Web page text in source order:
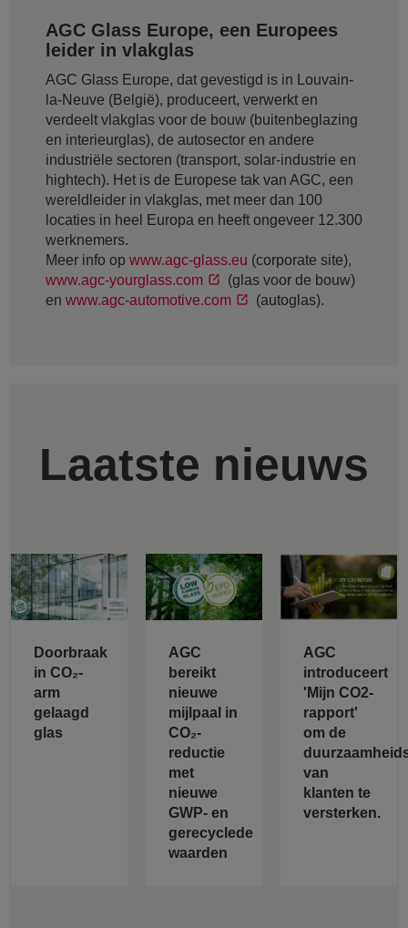
AGC Glass Europe, een Europees
leider in vlakglas
AGC Glass Europe, dat gevestigd is in Louvain-
la-Neuve (België), produceert, verwerkt en
verdeelt vlakglas voor de bouw (buitenbeglazing
en interieurglas), de autosector en andere
industriële sectoren (transport, solar-industrie en
hightech). Het is de Europese tak van AGC, een
wereldleider in vlakglas, met meer dan 100
locaties in heel Europa en heeft ongeveer 12.300
werknemers.
Meer info op www.agc-glass.eu (corporate site),
www.agc-yourglass.com
(glas voor de bouw)
en www.agc-automotive.com (autoglas).
Laatste nieuws
Doorbraak
in CO₂-
arm
gelaagd
glas
AGC
bereikt
nieuwe
mijlpaal in
CO₂-
reductie
met
nieuwe
GWP- en
gerecyclede
waarden
AGC
introduceert
'Mijn CO2-
rapport'
om de
van
klanten te
versterken.